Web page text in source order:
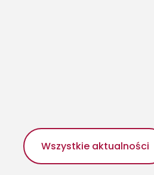
Wszystkie aktualności